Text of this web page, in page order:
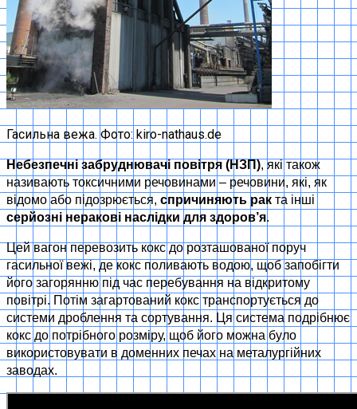
Гасильна вежа. Фото: kiro-nathaus.de
Небезпечні забруднювачі повітря (НЗП), які також
називають токсичними речовинами – речовини, які, як
відомо або підозрюється, спричиняють рак та інші
серйозні неракові наслідки для здоров’я.
Цей вагон перевозить кокс до розташованої поруч
гасильної вежі, де кокс поливають водою, щоб запобігти
його загорянню під час перебування на відкритому
повітрі. Потім загартований кокс транспортується до
системи дроблення та сортування. Ця система подрібнює
кокс до потрібного розміру, щоб його можна було
використовувати в доменних печах на металургійних
заводах.